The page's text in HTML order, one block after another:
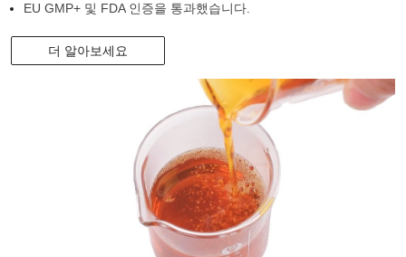
EU GMP+ 및 FDA 인증을 통과했습니다.
더 알아보세요